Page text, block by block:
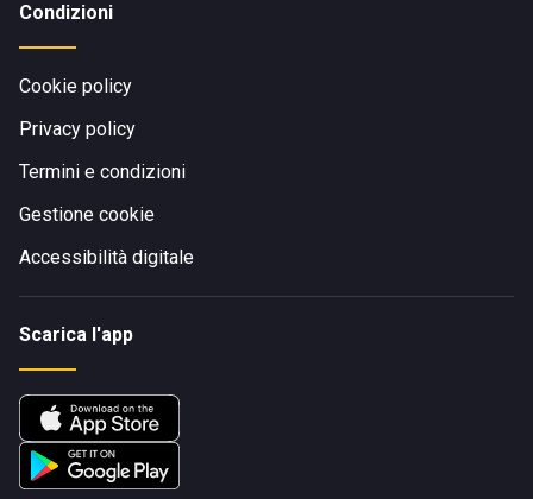
Condizioni
Cookie policy
Privacy policy
Termini e condizioni
Gestione cookie
Accessibilità digitale
Scarica l'app